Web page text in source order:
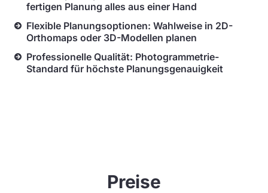
fertigen Planung alles aus einer Hand
Flexible Planungsoptionen: Wahlweise in 2D-
Orthomaps oder 3D-Modellen planen
Professionelle Qualität: Photogrammetrie-
Standard für höchste Planungsgenauigkeit
Preise